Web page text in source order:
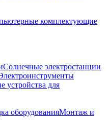
Солнечные электростанции
устройства для
Монтаж и